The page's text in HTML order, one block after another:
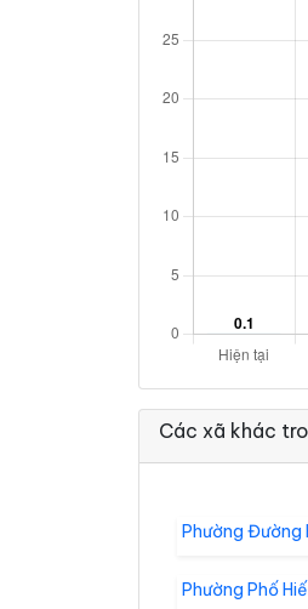
Các xã khác
Phường Đường
Phường Phố